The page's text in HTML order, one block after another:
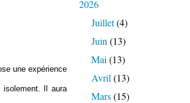
une expérience
Il aura
2026
Juillet(4)
Juin (13)
Mai (13)
Avril (13)
Mars(15)